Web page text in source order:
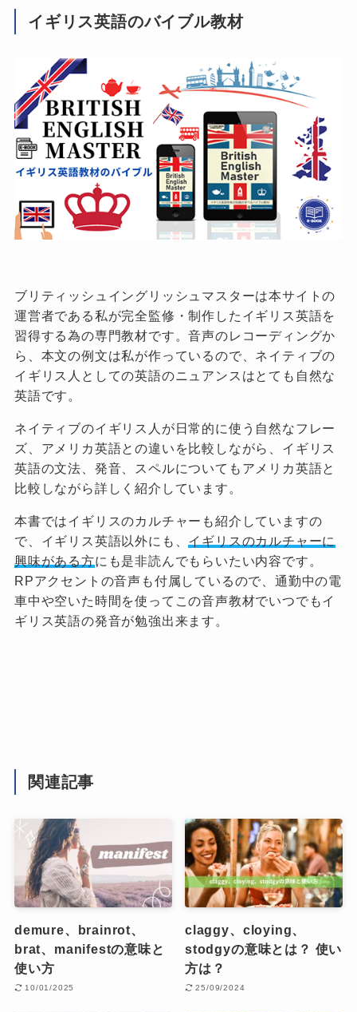
イギリス英語のバイブル教材
ブリティッシュイングリッシュマスターは本サイトの
運営者である私が完全監修・制作したイギリス英語を
習得する為の専門教材です。音声のレコーディングか
ら、本文の例文は私が作っているので、ネイティブの
イギリス人としての英語のニュアンスはとても自然な
英語です。
ネイティブのイギリス人が日常的に使う自然なフレー
ズ、アメリカ英語との違いを比較しながら、イギリス
英語の文法、発音、スペルについてもアメリカ英語と
比較しながら詳しく紹介しています。
本書ではイギリスのカルチャーも紹介していますの
で、イギリス英語以外にも、 イギリスのカルチャーに
興味がある方にも是非読んでもらいたい内容です。
RPアクセントの音声も付属しているので、通勤中の電
車中や空いた時間を使ってこの音声教材でいつでもイ
ギリス英語の発音が勉強出来ます。
関連記事
demure、brainrot、
brat、manifestの意味と
使い方
10/01/2025
claggy、cloying、
stodgyの意味とは？ 使い
方は？
25/09/2024